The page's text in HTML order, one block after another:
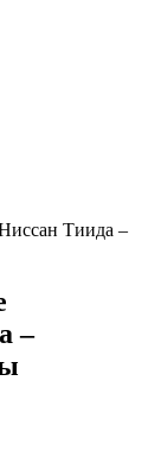
Тиида –
–